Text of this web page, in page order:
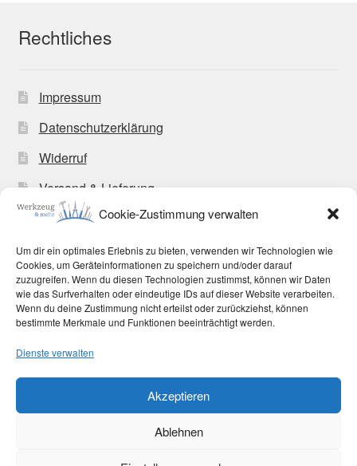
Cookie-Zustimmung verwalten
Um dir ein optimales Erlebnis zu bieten, verwenden wir Technologien wie
Cookies, um Geräteinformationen zu speichern und/oder darauf
zuzugreifen. Wenn du diesen Technologien zustimmst, können wir Daten
wie das Surfverhalten oder eindeutige IDs auf dieser Website verarbeiten.
Wenn du deine Zustimmung nicht erteilst oder zurückziehst, können
bestimmte Merkmale und Funktionen beeinträchtigt werden.
Dienste verwalten
Akzeptieren
Ablehnen
Rechtliches
Impressum
Datenschutzerklärung
Widerruf
Versand & Lieferung
Zahlungsweisen
Allgemeine Geschäftsbedingungen
Cookie-Richtlinie (EU)
© Werkzeug und mehr 2026
Erstellt mit WooCommerce
Vertrag widerrufen